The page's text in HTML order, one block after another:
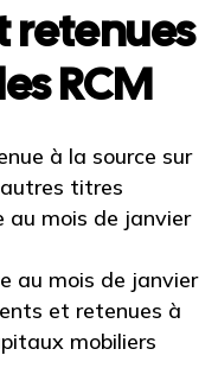
retenues
RCM
à la source sur
titres
au mois de janvier
au mois de janvier
et retenues à
mobiliers